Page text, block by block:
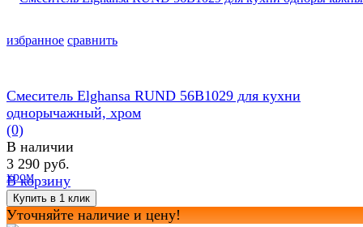
избранное сравнить
Смеситель Elghansa RUND 56B1029 для кухни
однорычажный, хром
(0)
В наличии
3 290 руб.
В корзину
Уточняйте наличие и цену!